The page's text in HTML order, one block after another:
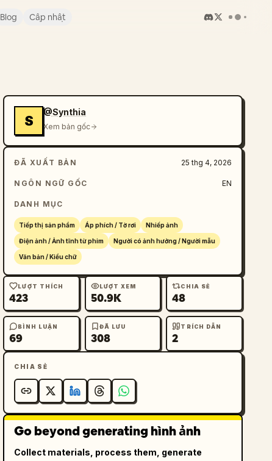
Blog Cập nhật
S
@Synthia
Xem bản gốc
ĐÃ XUẤT BẢN 25 thg 4, 2026
NGÔN NGỮ GỐC EN
DANH MỤC
Tiếp thị sản phẩm Áp phích / Tờ rơi Nhiếp ảnh
Điện ảnh / Ảnh tĩnh từ phim Người có ảnh hưởng / Người mẫu
Văn bản / Kiểu chữ
LƯỢT THÍCH
423
LƯỢT XEM
50.9K
CHIA SẺ
48
BÌNH LUẬN
69
ĐÃ LƯU
308
TRÍCH DẪN
2
CHIA SẺ
Go beyond generating hình ảnh
Collect materials, process them, generate